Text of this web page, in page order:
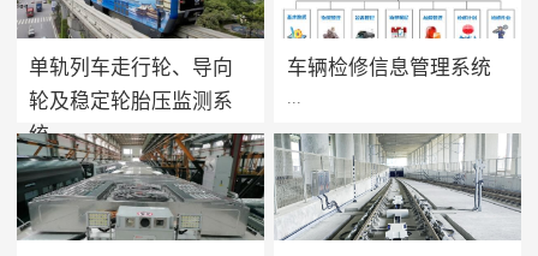
单轨列车走行轮、导向
轮及稳定轮胎压监测系
统
...
单轨列车胎压监测系统用于实
时监测单轨列车走行轮、导向
轮及稳定轮的轮胎气压及温度
车辆检修信息管理系统
方案价值 · 提升设备可靠性：
系统将车辆维保工作聚焦在提
高设备可靠性上，促进被动维